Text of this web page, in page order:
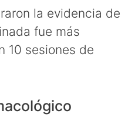
la evidencia de
fue más
10 sesiones de